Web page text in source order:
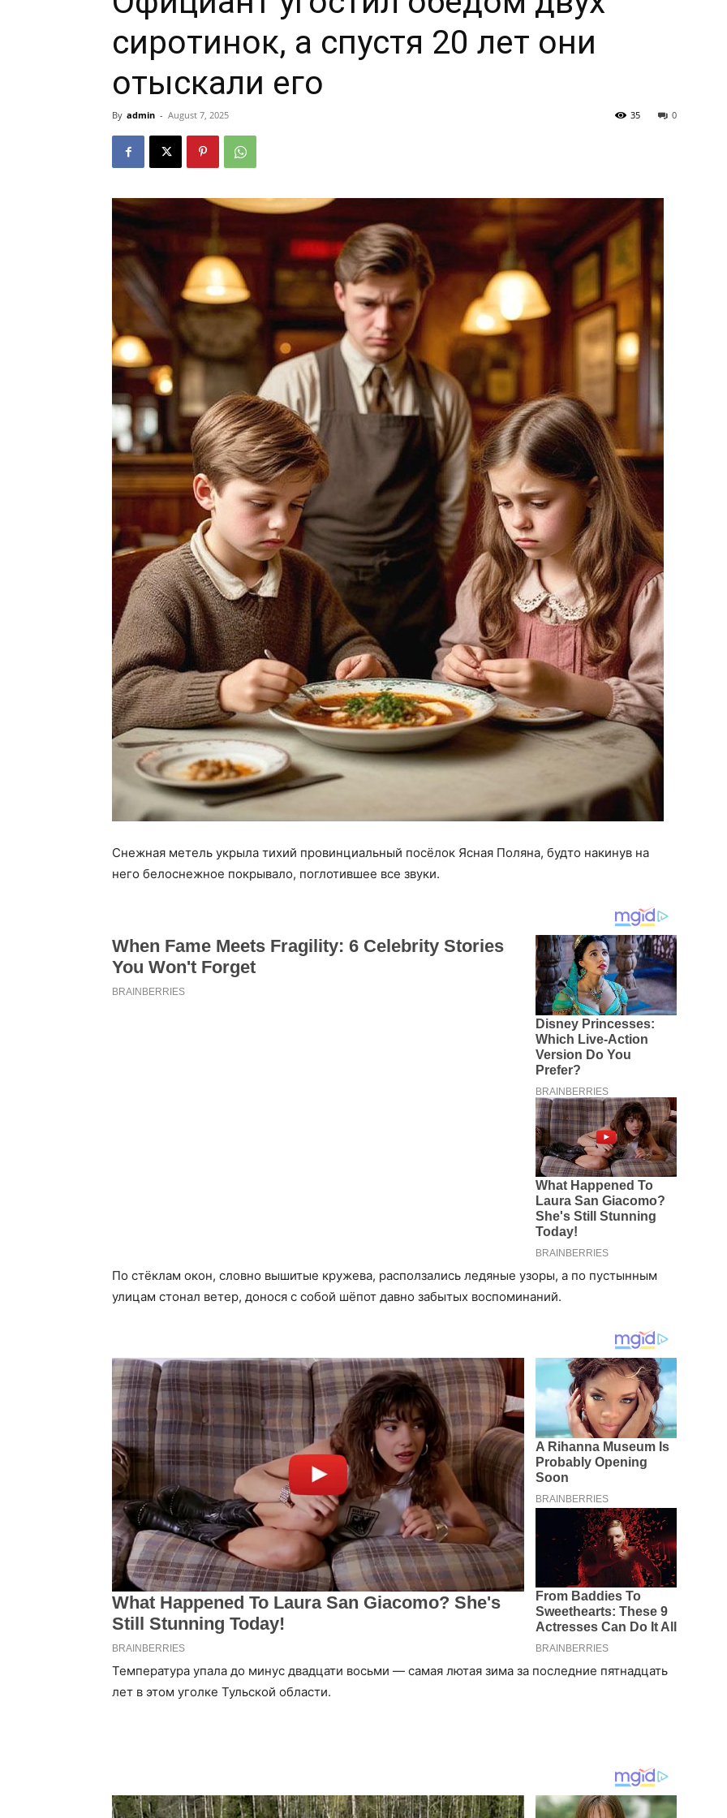
сиротинок, а спустя 20 лет они
отыскали его
By admin - August 7, 2025 0
35
Снежная метель укрыла тихий провинциальный посёлок Ясная Поляна, будто накинув на
него белоснежное покрывало, поглотившее все звуки.
По стёклам окон, словно вышитые кружева, расползались ледяные узоры, а по пустынным
улицам стонал ветер, донося с собой шёпот давно забытых воспоминаний.
Температура упала до минус двадцати восьми — самая лютая зима за последние пятнадцать
лет в этом уголке Тульской области.